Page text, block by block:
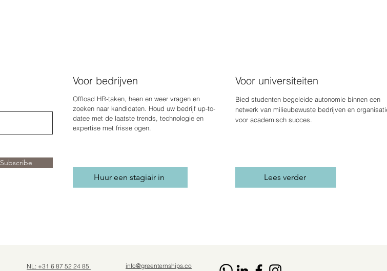
Subscribe
Voor bedrijven Voor universiteiten
Offload HR-taken, heen en weer vragen en
zoeken naar kandidaten. Houd uw bedrijf up-to-
datee met de laatste trends, technologie en
expertise met frisse ogen.
Bied studenten begeleide autonomie binnen een
netwerk van milieubewuste bedrijven en
voor academisch succes.
Huur een stagiair in Lees verder
NL: +31 6 87 52 24 85
info@greenternships.co